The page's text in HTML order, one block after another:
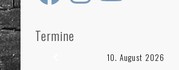
Termine
10. August 2026